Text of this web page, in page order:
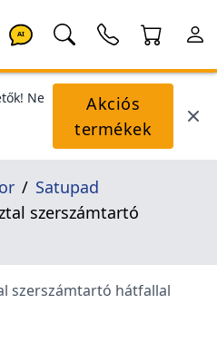
AI
Ne
Akciós
termékek
Satupad
szerszámtartó